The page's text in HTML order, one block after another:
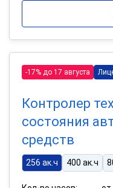
-17% до 17 августа
Контролер
состояния
средств
256 ак.ч 400 ак.ч